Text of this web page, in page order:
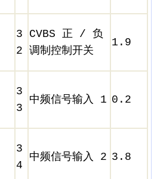
3
2
CVBS 正 / 负
调制控制开关
1.9
3
3
中频信号输入 1 0.2
3
4
中频信号输入 2 3.8